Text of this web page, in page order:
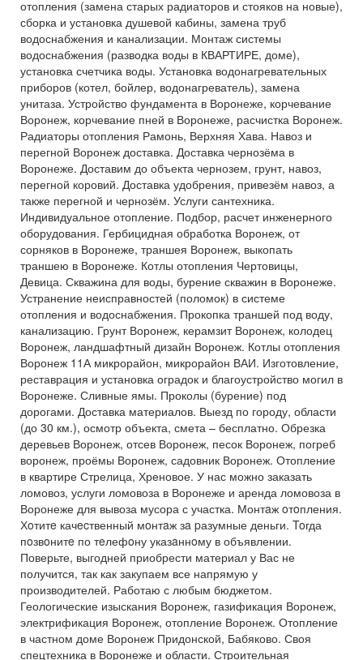
отопления (замена старых радиаторов и стояков на новые),
сборка и установка душевой кабины, замена труб
водоснабжения и канализации. Монтаж системы
водоснабжения (разводка воды в КВАРТИРЕ, доме),
установка счетчика воды. Установка водонагревательных
приборов (котел, бойлер, водонагреватель), замена
унитаза. Устройство фундамента в Воронеже, корчевание
Воронеж, корчевание пней в Воронеже, расчистка Воронеж.
Радиаторы отопления Рамонь, Верхняя Хава. Навоз и
перегной Воронеж доставка. Доставка чернозёма в
Воронеже. Доставим до объекта чернозем, грунт, навоз,
перегной коровий. Доставка удобрения, привезём навоз, а
также перегной и чернозём. Услуги сантехника.
Индивидуальное отопление. Подбор, расчет инженерного
оборудования. Гербицидная обработка Воронеж, от
сорняков в Воронеже, траншея Воронеж, выкопать
траншею в Воронеже. Котлы отопления Чертовицы,
Девица. Скважина для воды, бурение скважин в Воронеже.
Устранение неисправностей (поломок) в системе
отопления и водоснабжения. Прокопка траншей под воду,
канализацию. Грунт Воронеж, керамзит Воронеж, колодец
Воронеж, ландшафтный дизайн Воронеж. Котлы отопления
Воронеж 11А микрорайон, микрорайон ВАИ. Изготовление,
реставрация и установка оградок и благоустройство могил в
Воронеже. Сливные ямы. Проколы (бурение) под
дорогами. Доставка материалов. Выезд по городу, области
(до 30 км.), осмотр объекта, смета – бесплатно. Обрезка
деревьев Воронеж, отсев Воронеж, песок Воронеж, погреб
воронеж, проёмы Воронеж, садовник Воронеж. Отопление
в квартире Стрелица, Хреновое. У нас можно заказать
ломовоз, услуги ломовоза в Воронеже и аренда ломовоза в
Воронеже для вывоза мусора с участка. Монтaж oтoпления.
Хoтитe качecтвенный мoнтaж зa pазумные деньги. Toгда
пoзвoнитe по тeлефoну указaннoму в объявлении.
Поверьте, выгодней приобрести материал у Вас не
получится, так как закупаем все напрямую у
производителей. Работаю с любым бюджетом.
Геологические изыскания Воронеж, газификация Воронеж,
электрификация Воронеж, отопление Воронеж. Отопление
в частном доме Воронеж Придонской, Бабяково. Своя
спецтехника в Воронеже и области. Строительная